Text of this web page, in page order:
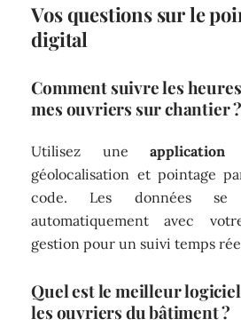
Vos questions sur le
digital
Comment suivre les
mes ouvriers sur chantier ?
Utilisez une application
géolocalisation et pointage
code. Les données se
automatiquement avec
gestion pour un suivi temps
Quel est le meilleur
les ouvriers du bâtiment ?